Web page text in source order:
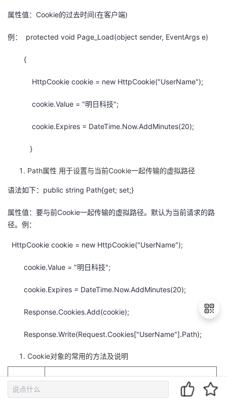
属性值：Cookie的过去时间(在客户端)
例： protected void Page_Load(object sender, EventArgs e)
{
HttpCookie cookie = new HttpCookie("UserName");
cookie.Value = "明日科技";
cookie.Expires = DateTime.Now.AddMinutes(20);
}
Path属性 用于设置与当前Cookie一起传输的虚拟路径
语法如下：public string Path{get; set;}
属性值：要与前Cookie一起传输的虚拟路径。默认为当前请求的路
径。例：
HttpCookie cookie = new HttpCookie("UserName");
cookie.Value = "明日科技";
cookie.Expires = DateTime.Now.AddMinutes(20);
Response.Cookies.Add(cookie);
Response.Write(Request.Cookies["UserName"].Path);
Cookie对象的常用的方法及说明
方法 说明